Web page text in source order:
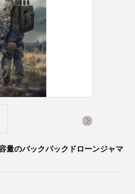
量のバックパックドローンジャマ